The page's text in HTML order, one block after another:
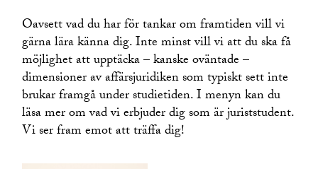
Oavsett vad du har för tankar om framtiden vill vi
gärna lära känna dig. Inte minst vill vi att du ska få
möjlighet att upptäcka – kanske oväntade –
dimensioner av affärsjuridiken som typiskt sett inte
brukar framgå under studietiden. I menyn kan du
läsa mer om vad vi erbjuder dig som är juriststudent.
Vi ser fram emot att träffa dig!